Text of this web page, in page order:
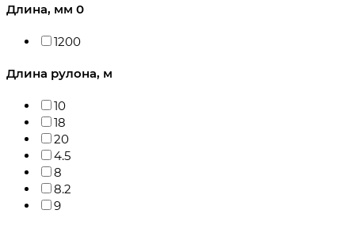
Длина, мм 0
1200
Длина рулона, м
10
18
20
4.5
8
8.2
9